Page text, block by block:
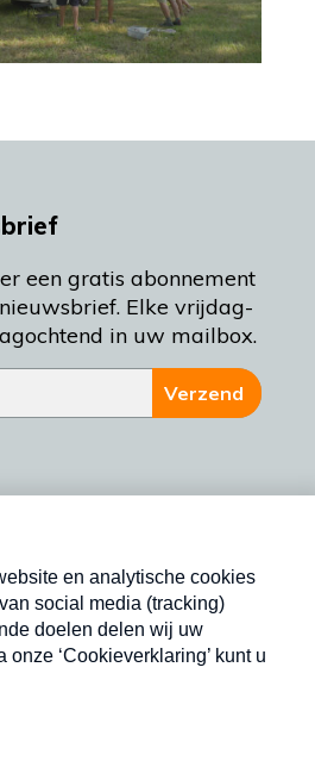
een gratis abonnement
Elke vrijdag-
in uw mailbox.
Verzend
abonnement op onze